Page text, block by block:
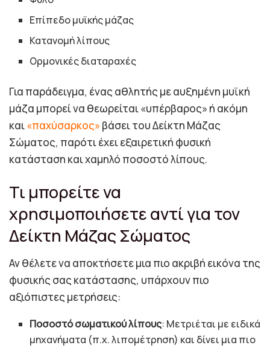
Επίπεδο μυϊκής μάζας
Κατανομή λίπους
Ορμονικές διαταραχές
Για παράδειγμα, ένας αθλητής με αυξημένη μυϊκή
μάζα μπορεί να θεωρείται «υπέρβαρος» ή ακόμη
και«παχύσαρκος» βάσει του Δείκτη Μάζας
Σώματος, παρότι έχει εξαιρετική φυσική
κατάσταση και χαμηλό ποσοστό λίπους.
Τι μπορείτε να
χρησιμοποιήσετε αντί για τον
Δείκτη Μάζας Σώματος
Αν θέλετε να αποκτήσετε μια πιο ακριβή εικόνα της
φυσικής σας κατάστασης, υπάρχουν πιο
αξιόπιστες μετρήσεις:
Ποσοστό σωματικού λίπους: Μετριέται με ειδικά
μηχανήματα (π.χ. λιπομέτρηση) και δίνει μια πιο